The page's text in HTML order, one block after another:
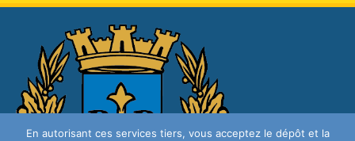
En autorisant ces services tiers, vous acceptez le dépôt et la